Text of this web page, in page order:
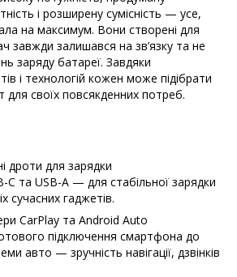
і розширену сумісність — усе,
на максимум. Вони створені для
завжди залишався на зв’язку та не
заряду батареї. Завдяки
і технологій кожен може підібрати
для своїх повсякденних потреб.
дроти для зарядки
C та USB-A — для стабільної зарядки
сучасних гаджетів.
CarPlay та Android Auto
підключення смартфона до
авто — зручність навігації, дзвінків